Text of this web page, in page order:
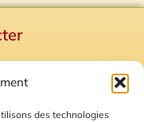
des technologies
Plan du site